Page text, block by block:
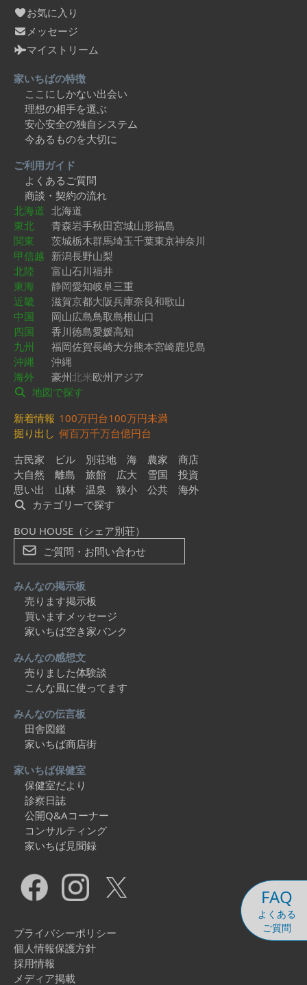
FAQ
よくある
ご質問
お気に入り
メッセージ
マイストリーム
家いちばの特徴
ここにしかない出会い
理想の相手を選ぶ
安心安全の独自システム
今あるものを大切に
ご利用ガイド
よくあるご質問
商談・契約の流れ
北海道 北海道
東北
青森岩手秋田宮城山形福島
関東
茨城栃木群馬埼玉千葉東京神奈川
甲信越 新潟長野山梨
北陸
富山石川福井
東海
静岡愛知岐阜三重
近畿
滋賀京都大阪兵庫奈良和歌山
中国
岡山広島鳥取島根山口
四国
香川徳島愛媛高知
九州
福岡佐賀長崎大分熊本宮崎鹿児島
沖縄
沖縄
海外
豪州北米欧州アジア
地図で探す
新着情報 100万円台100万円未満
掘り出し 何百万千万台億円台
古民家
ビル 別荘地 海 農家
商店
大自然
離島 旅館 広大 雪国
投資
思い出
山林 温泉 狭小 公共
海外
カテゴリーで探す
BOU HOUSE（シェア別荘）
ご質問・お問い合わせ
みんなの掲示板
売ります掲示板
買いますメッセージ
家いちば空き家バンク
みんなの感想文
売りました体験談
こんな風に使ってます
みんなの伝言板
田舎図鑑
家いちば商店街
家いちば保健室
保健室だより
診察日誌
公開Q&Aコーナー
コンサルティング
家いちば見聞録
プライバシーポリシー
個人情報保護方針
採用情報
メディア掲載